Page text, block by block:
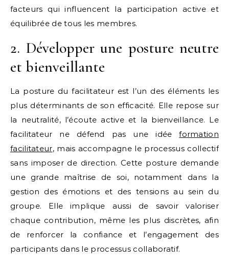
facteurs qui influencent la participation active et
équilibrée de tous les membres.
2. Développer une posture neutre
et bienveillante
La posture du facilitateur est l’un des éléments les
plus déterminants de son efficacité. Elle repose sur
la neutralité, l’écoute active et la bienveillance. Le
facilitateur ne défend pas une idéeformation
facilitateur, mais accompagne le processus collectif
sans imposer de direction. Cette posture demande
une grande maîtrise de soi, notamment dans la
gestion des émotions et des tensions au sein du
groupe. Elle implique aussi de savoir valoriser
chaque contribution, même les plus discrètes, afin
de renforcer la confiance et l’engagement des
participants dans le processus collaboratif.